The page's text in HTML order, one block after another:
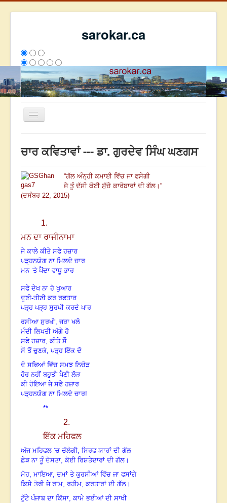
sarokar.ca
Toggle
ਰਚਨਾਵਾਂ
ਸਰੋਕਾਰ ਦੇ ਲੇਖਕ
ਸੰਪਰਕ
2802939
ਚਾਰ ਕਵਿਤਾਵਾਂ --- ਡਾ. ਗੁਰਦੇਵ ਸਿੰਘ ਘਣਗਸ
“ਗੱਲ ਅੰਨ੍ਹੀ ਕਮਾਈ ਵਿੱਚ ਜਾ ਫਸੇਗੀ
ਜੇ ਤੂੰ ਦੱਸੀ ਕੋਈ ਸੁੱਚੇ ਕਾਰੋਬਾਰਾਂ ਦੀ ਗੱਲ । ”
(ਦਸੰਬਰ 22, 2015)
1.
ਮਨ ਦਾ ਰਾਜੀਨਾਮਾ
ਜੇ ਕਾਲੇ ਕੀਤੇ ਸਫੇ ਹਜ਼ਾਰ
ਪੜ੍ਹਨਯੋਗ ਨਾ ਮਿਲਦੇ ਚਾਰ
ਮਨ ’ਤੇ ਪੈਂਦਾ ਵਾਧੂ ਭਾਰ
ਸਫੇ ਦੇਖ ਨਾ ਹੋ ਖੁਆਰ
ਦੂਣੀ-ਤੀਣੀ ਕਰ ਰਫਤਾਰ
ਪੜ੍ਹ ਪੜ੍ਹ ਸੁਰਖੀ ਕਰਦੇ ਪਾਰ
ਰਸੀਆ ਸੁਰਖੀ, ਜਰਾ ਖਲੋ
ਮੰਦੀ ਲਿਖਤੀ ਅੱਗੇ ਹੋ
ਸਫੇ ਹਜ਼ਾਰ, ਕੀਤੇ ਸੌ
ਸੌ ਤੋਂ ਚੁਣਕੇ, ਪੜ੍ਹ ਇੱਕ ਦੋ
ਦੋ ਸਫਿਆਂ ਵਿੱਚ ਸਮਝ ਨਿਚੋੜ
ਹੋਰ ਨਹੀਂ ਬਹੁਤੀ ਪੈਣੀ ਲੋੜ
ਕੀ ਹੋਇਆ ਜੇ ਸਫੇ ਹਜ਼ਾਰ
ਪੜ੍ਹਨਯੋਗ ਨਾ ਮਿਲਦੇ ਚਾਰ!
**
2.
ਇੱਕ ਮਹਿਫਲ
ਅੱਜ ਮਹਿਫਲ ’ਚ ਚੱਲੇਗੀ, ਸਿਰਫ ਯਾਰਾਂ ਦੀ ਗੱਲ
ਛੇੜ ਨਾ ਤੂੰ ਦੋਸਤਾ, ਕੋਈ ਰਿਸ਼ਤੇਦਾਰਾਂ ਦੀ ਗੱਲ।
ਮੋਹ, ਮਾਇਆ, ਦਮਾਂ ਤੇ ਕੁਰਸੀਆਂ ਵਿੱਚ ਜਾ ਫਸਾਂਗੇ
ਕਿਸੇ ਤੋਰੀ ਜੇ ਰਾਮ, ਰਹੀਮ, ਕਰਤਾਰਾਂ ਦੀ ਗੱਲ।
ਟੁੱਟੇ ਪੰਜਾਬ ਦਾ ਕਿੱਸਾ, ਕਾਮੇ ਭਈਆਂ ਦੀ ਸਾਖੀ